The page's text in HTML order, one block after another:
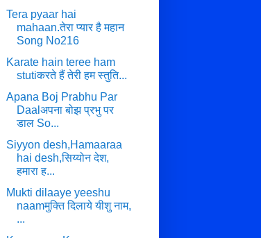
Tera pyaar hai
mahaan.तेरा प्यार है महान
Song No216
Karate hain teree ham
stutiकरते हैं तेरी हम स्तुति...
Apana Boj Prabhu Par
Daalअपना बोझ प्रभु पर
डाल So...
Siyyon desh,Hamaaraa
hai desh,सिय्योन देश,
हमारा ह...
Mukti dilaaye yeeshu
naamमुक्ति दिलाये यीशु नाम,
...